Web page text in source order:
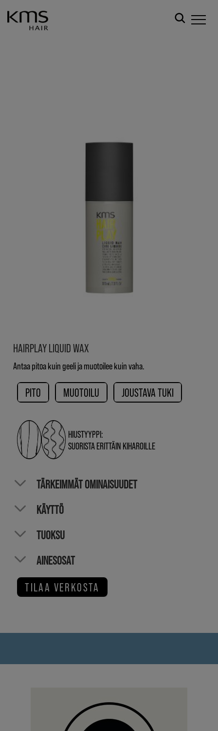
HAIRPLAY LIQUID WAX
Antaa pitoa kuin geeli ja muotoilee kuin vaha.
PITO MUOTOILU JOUSTAVA TUKI
HIUSTYYPPI:
SUORISTA ERITTÄIN KIHAROILLE
TÄRKEIMMÄT OMINAISUUDET
KÄYTTÖ
TUOKSU
AINESOSAT
TILAA VERKOSTA